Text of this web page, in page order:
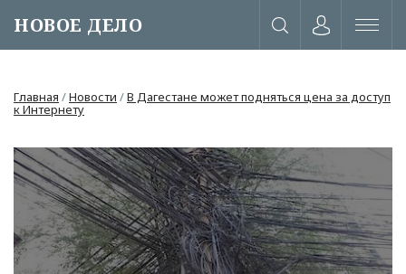
НОВОЕ ДЕЛО
Главная /Новости /В Дагестане может подняться цена за доступ
к Интернету